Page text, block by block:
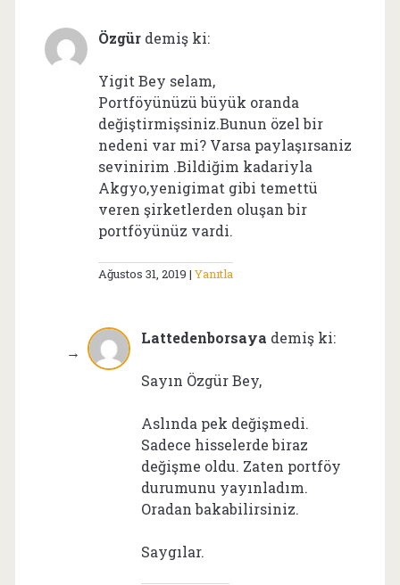
Özgür demiş ki:
Yigit Bey selam,
Portföyünüzü büyük oranda
değiştirmişsiniz.Bunun özel bir
nedeni var mi? Varsa paylaşırsaniz
sevinirim .Bildiğim kadariyla
Akgyo,yenigimat gibi temettü
veren şirketlerden oluşan bir
portföyünüz vardi.
Ağustos 31, 2019 Yanıtla
Lattedenborsaya demiş ki:
Sayın Özgür Bey,
Aslında pek değişmedi.
Sadece hisselerde biraz
değişme oldu. Zaten portföy
durumunu yayınladım.
Oradan bakabilirsiniz.
Saygılar.